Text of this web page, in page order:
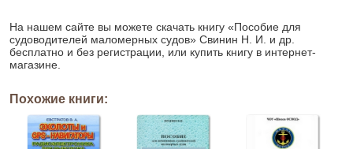
На нашем сайте вы можете скачать книгу «Пособие для
судоводителей маломерных судов» Свинин Н. И. и др.
бесплатно и без регистрации, или купить книгу в интернет-
магазине.
Похожие книги: